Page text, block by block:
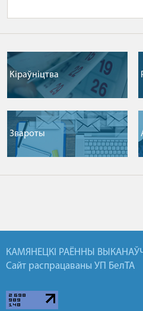
Кіраўніцтва
Звароты
КАМЯНЕЦКІ РАЁННЫ
Сайт распрацаваны УП БелТА